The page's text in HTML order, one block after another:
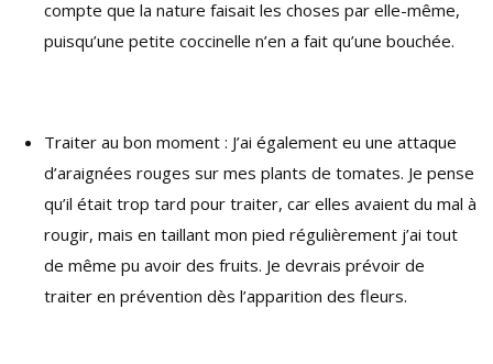
compte que la nature faisait les choses par elle-même,
puisqu’une petite coccinelle n’en a fait qu’une bouchée.
Traiter au bon moment : J’ai également eu une attaque
d’araignées rouges sur mes plants de tomates. Je pense
qu’il était trop tard pour traiter, car elles avaient du mal à
rougir, mais en taillant mon pied régulièrement j’ai tout
de même pu avoir des fruits. Je devrais prévoir de
traiter en prévention dès l’apparition des fleurs.